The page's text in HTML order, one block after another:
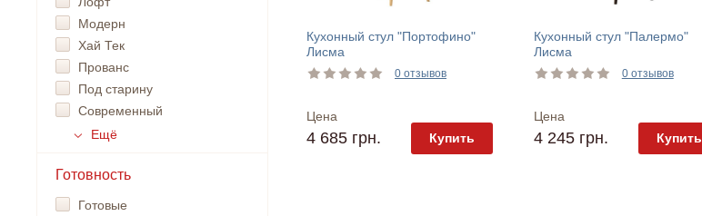
Модерн
Хай Тек
Прованс
Под старину
Современный
Ещё
Готовность
Готовые
Кухонный стул "Портофино"
Лисма
0 отзывов
Цена
4 685 грн. Купить
Кухонный стул "Палермо"
Лисма
0 отзывов
Цена
4 245 грн. Купить